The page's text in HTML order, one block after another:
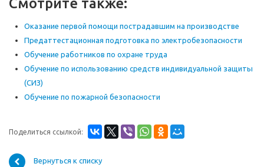
Оказание первой помощи пострадавшим на производстве
Предаттестационная подготовка по электробезопасности
Обучение работников по охране труда
Обучение по использованию средств индивидуальной защиты
(СИЗ)
Обучение по пожарной безопасности
Поделиться ссылкой:
Вернуться к списку